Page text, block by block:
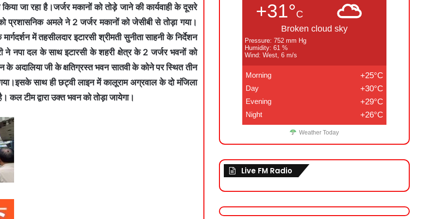
जा रहा है।जर्जर मकानों को तोड़े जाने की कार्यवाही के दूसरे
अमले ने 2 जर्जर मकानों को जेसीबी से तोड़ा गया।
में तहसीलदार इटारसी श्रीमती सुनीता साहनी के निर्देशन
ने नपा दल के साथ इटारसी के शहरी क्षेत्र के 2 जर्जर भवनों को
के अदालिया जी के क्षतिग्रस्त भवन सातवी के कोने पर स्थित तीन
साथ ही छट्वी लाइन में कालूराम अग्रवाल के दो मंजिला
कल टीम द्वारा उक्त भवन को तोड़ा जायेगा।
+31°C
Broken cloud sky
Pressure: 752 mm Hg
Humidity: 61 %
Wind: West, 6 m/s
Morning +25°C
Day +30°C
Evening +29°C
Night +26°C
Weather Today
Live FM Radio